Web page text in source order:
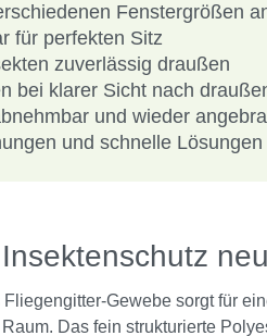
Fenstergrößen
für perfekten Sitz
zuverlässig draußen
bei klarer Sicht nach
und wieder
und schnelle Lösungen
Insektenschutz
Fliegengitter-Gewebe sorgt für
Raum. Das fein strukturierte